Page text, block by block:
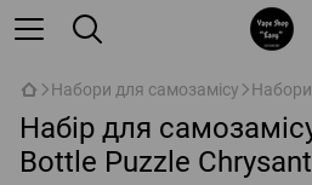
Набори для самозамісу
Набір для
Bottle Puzzle